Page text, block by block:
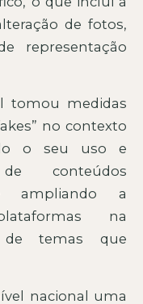
de fotos,
representação
tomou medidas
no contexto
o seu uso e
conteúdos
ampliando a
na
de temas que
nacional uma